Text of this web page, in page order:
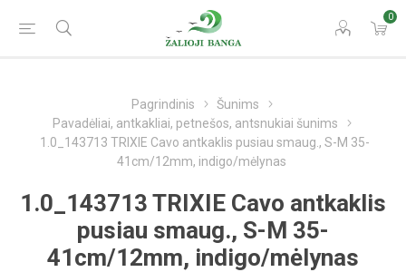
0
Pagrindinis
Šunims
Pavadėliai, antkakliai, petnešos, antsnukiai šunims
1.0_143713 TRIXIE Cavo antkaklis pusiau smaug., S-M 35-
41cm/12mm, indigo/mėlynas
1.0_143713 TRIXIE Cavo antkaklis
pusiau smaug., S-M 35-
41cm/12mm, indigo/mėlynas